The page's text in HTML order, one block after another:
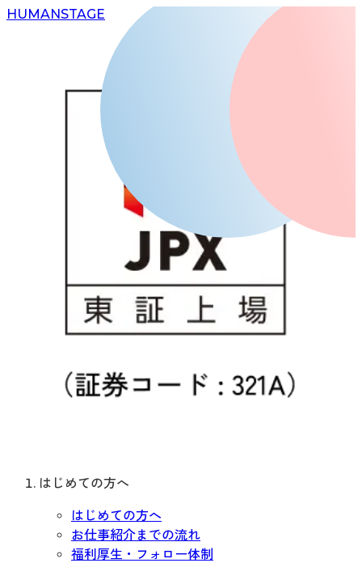
HUMANSTAGE
はじめての方へ
はじめての方へ
お仕事紹介までの流れ
福利厚生・フォロー体制